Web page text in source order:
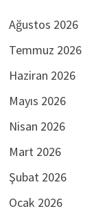
Ağustos 2026
Temmuz 2026
Haziran 2026
Mayıs 2026
Nisan 2026
Mart 2026
Şubat 2026
Ocak 2026